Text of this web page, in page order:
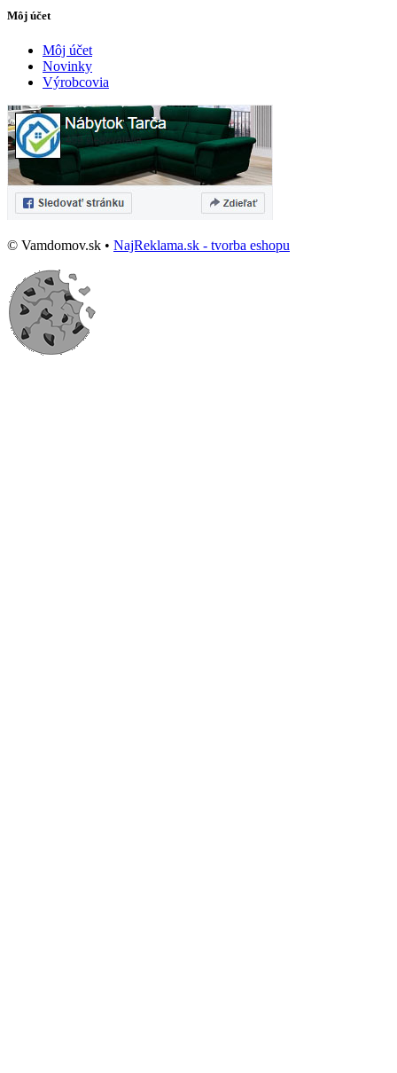
Môj účet
Môj účet
Novinky
Výrobcovia
© Vamdomov.sk • NajReklama.sk - tvorba eshopu